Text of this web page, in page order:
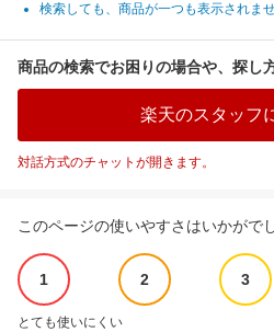
検索しても、商品が一つも表示されま
商品の検索でお困りの場合や、探し
楽天のスタッフ
対話方式のチャットが開きます。
このページの使いやすさはいかがで
1 2 3
とても使いにくい